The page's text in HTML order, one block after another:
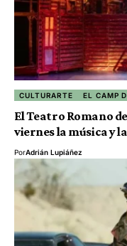
CULTURARTE EL CAMP
El Teatro Romano
viernes la música y la
PorAdrián Lupiáñez